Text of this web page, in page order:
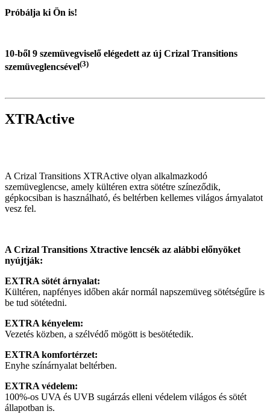
Próbálja ki Ön is!
10-ből 9 szemüvegviselő elégedett az új Crizal Transitions
szemüveglencsével(3)
XTRActive
A Crizal Transitions XTRActive olyan alkalmazkodó
szemüveglencse, amely kültéren extra sötétre színeződik,
gépkocsiban is használható, és beltérben kellemes világos árnyalatot
vesz fel.
A Crizal Transitions Xtractive lencsék az alábbi előnyöket
nyújtják:
EXTRA sötét árnyalat:
Kültéren, napfényes időben akár normál napszemüveg sötétségűre is
be tud sötétedni.
EXTRA kényelem:
Vezetés közben, a szélvédő mögött is besötétedik.
EXTRA komfortérzet:
Enyhe színárnyalat beltérben.
EXTRA védelem:
100%-os UVA és UVB sugárzás elleni védelem világos és sötét
állapotban is.